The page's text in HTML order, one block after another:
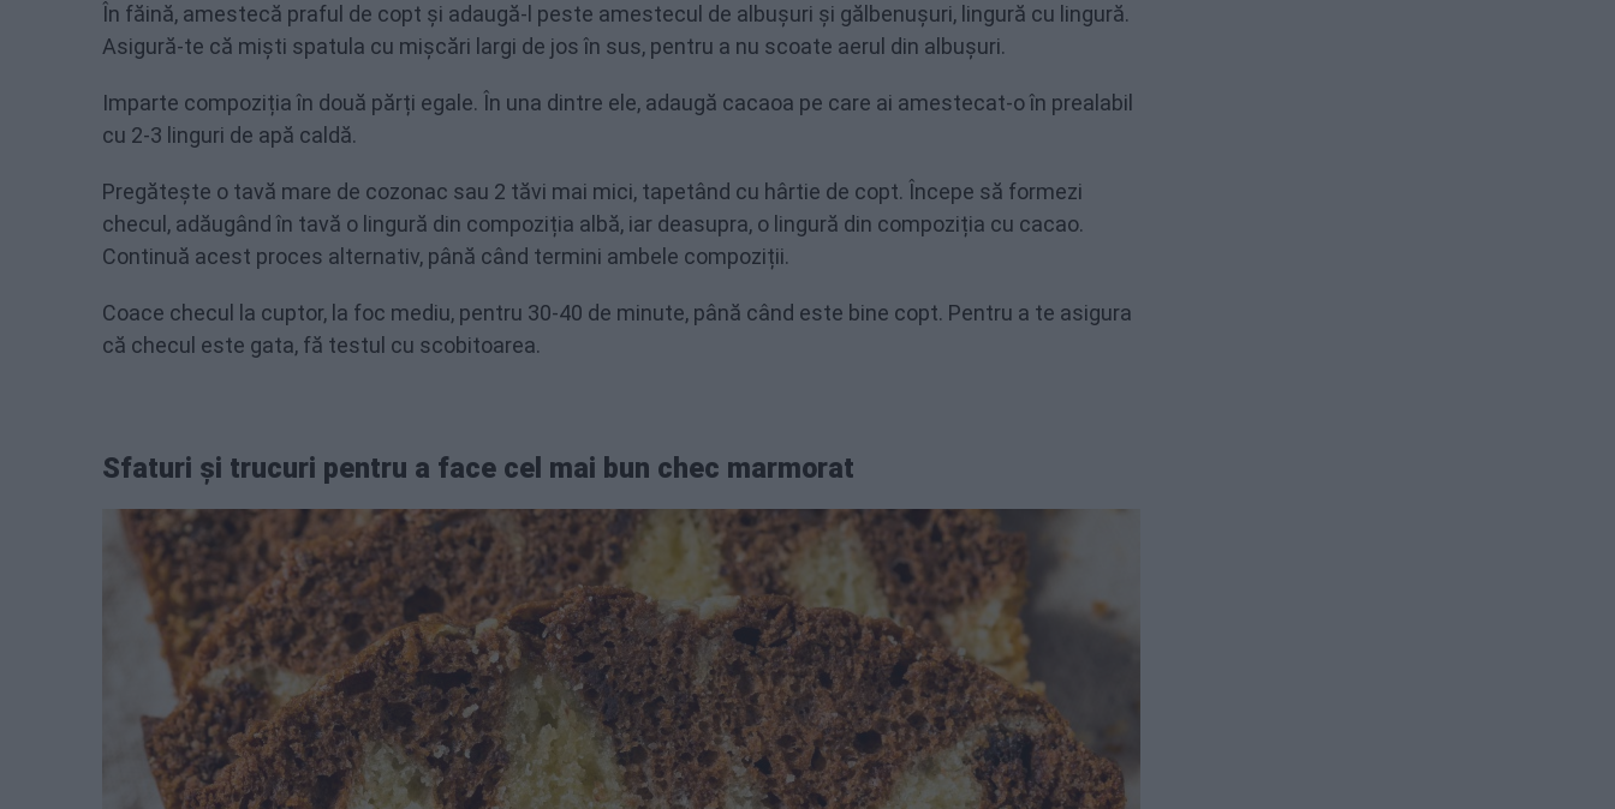
În făină, amestecă praful de copt și adaugă-l peste amestecul de albușuri și gălbenușuri, lingură cu lingură.
Asigură-te că miști spatula cu mișcări largi de jos în sus, pentru a nu scoate aerul din albușuri.
Imparte compoziția în două părți egale. În una dintre ele, adaugă cacaoa pe care ai amestecat-o în prealabil
cu 2-3 linguri de apă caldă.
Pregătește o tavă mare de cozonac sau 2 tăvi mai mici, tapetând cu hârtie de copt. Începe să formezi
checul, adăugând în tavă o lingură din compoziția albă, iar deasupra, o lingură din compoziția cu cacao.
Continuă acest proces alternativ, până când termini ambele compoziții.
Coace checul la cuptor, la foc mediu, pentru 30-40 de minute, până când este bine copt. Pentru a te asigura
că checul este gata, fă testul cu scobitoarea.
Sfaturi și trucuri pentru a face cel mai bun chec marmorat